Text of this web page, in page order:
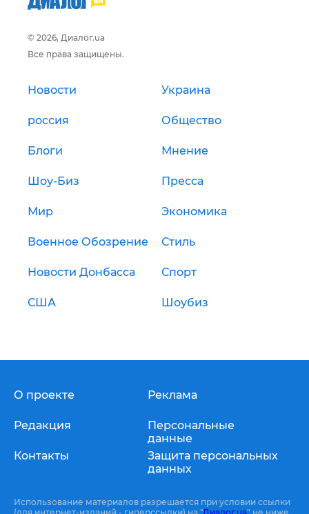
© 2026, Диалог.ua
Все права защищены.
Новости Украина
россия Общество
Блоги Мнение
Шоу-Биз Пресса
Мир Экономика
Военное Обозрение Стиль
Новости Донбасса Спорт
США Шоубиз
О проекте
Редакция
Контакты
Реклама
Персональные
данные
Защита персональных
данных
Использование материалов разрешается при условии ссылки